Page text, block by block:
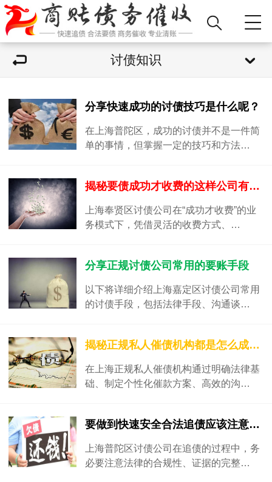
讨债知识
分享快速成功的讨债技巧是什么呢？
在上海普陀区，成功的讨债并不是一件简
单的事情，但掌握一定的技巧和方法…
揭秘要债成功才收费的这样公司有什么特点？
上海奉贤区讨债公司在“成功才收费”的业
务模式下，凭借灵活的收费方式、…
分享正规讨债公司常用的要账手段
以下将详细介绍上海嘉定区讨债公司常用
的讨债手段，包括法律手段、沟通谈…
揭秘正规私人催债机构都是怎么成功追讨债务的呢？
在上海正规私人催债机构通过明确法律基
础、制定个性化催款方案、高效的沟…
要做到快速安全合法追债应该注意什么呢？
上海普陀区讨债公司在追债的过程中，务
必要注意法律的合规性、证据的完整…